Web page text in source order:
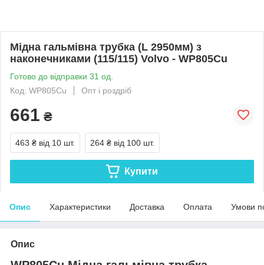
Мідна гальмівна трубка (L 2950мм) з
наконечниками (115/115) Volvo - WP805Cu
Готово до відправки 31 од.
Код: WP805Cu
Опт і роздріб
661 ₴
463 ₴ від 10 шт. 264 ₴ від 100 шт.
Купити
Опис Характеристики Доставка Оплата Умови
Опис